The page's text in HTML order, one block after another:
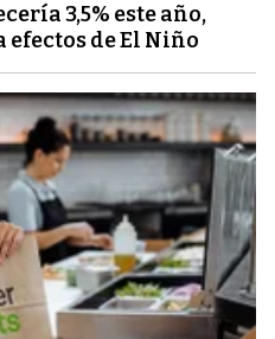
3,5% este año,
efectos de El Niño